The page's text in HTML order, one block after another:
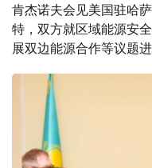
肯杰诺夫会见美国驻哈
特，双方就区域能源安
展双边能源合作等议题进